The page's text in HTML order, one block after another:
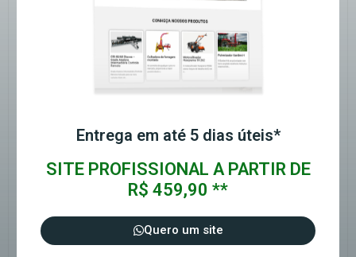
Entrega em até 5 dias úteis*
SITE PROFISSIONAL A PARTIR DE
R$ 459,90 **
Quero um site